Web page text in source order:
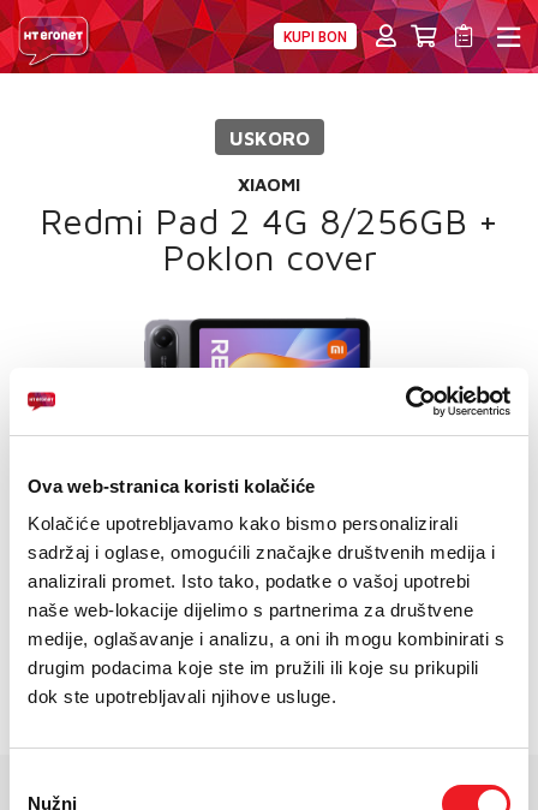
Ova web-stranica koristi kolačiće
Kolačiće upotrebljavamo kako bismo personalizirali
sadržaj i oglase, omogućili značajke društvenih medija i
analizirali promet. Isto tako, podatke o vašoj upotrebi
naše web-lokacije dijelimo s partnerima za društvene
medije, oglašavanje i analizu, a oni ih mogu kombinirati s
drugim podacima koje ste im pružili ili koje su prikupili
dok ste upotrebljavali njihove usluge.
Nužni
KUPI BON
MOBILNA
PRIJENOS BROJA
AKCIJE
MOJ PROFIL
E-RAČUN
PODRŠKA
TELEFONSKI IMENIK
USKORO
XIAOMI
Redmi Pad 2 4G 8/256GB +
Poklon cover
Zaslon:11.0 inches,IPS LCD 90Hz
Procesor: Mediatek Helio G100 Ultra
Baterija: 9000 mAh